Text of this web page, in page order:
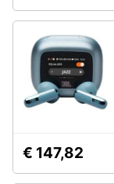
€ 147,82